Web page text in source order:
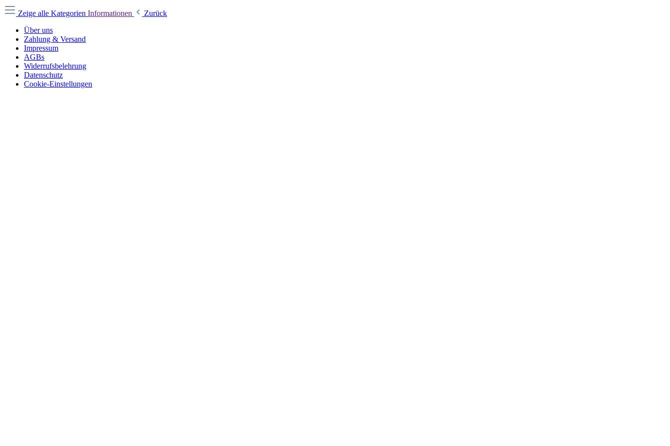
Zeige alle Kategorien Informationen
Zurück
Über uns
Zahlung & Versand
Impressum
AGBs
Widerrufsbelehrung
Datenschutz
Cookie-Einstellungen